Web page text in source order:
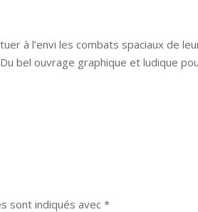
à l’envi les combats spaciaux de
bel ouvrage graphique et ludique
sont indiqués avec*